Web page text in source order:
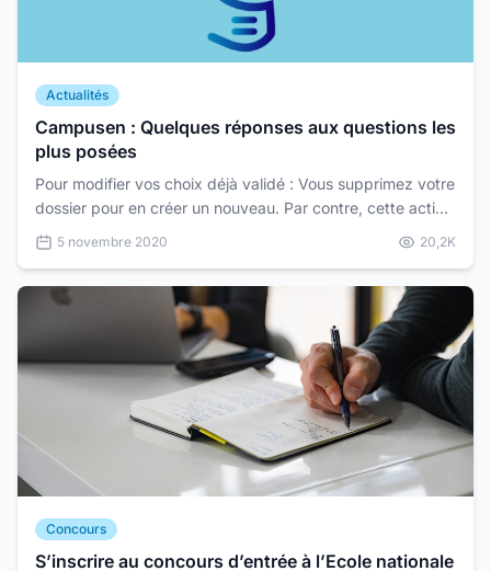
Actualités
Campusen : Quelques réponses aux questions les
plus posées
Pour modifier vos choix déjà validé : Vous supprimez votre
dossier pour en créer un nouveau. Par contre, cette action
n'est plus possible une fois la campagne d...
5 novembre 2020 20,2K
Concours
S’inscrire au concours d’entrée à l’Ecole nationale